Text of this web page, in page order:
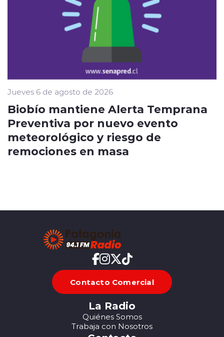
Jueves 6 de agosto de 2026
Biobío mantiene Alerta Temprana
Preventiva por nuevo evento
meteorológico y riesgo de
remociones en masa
Contacto Comercial
La Radio
Quiénes Somos
Trabaja con Nosotros